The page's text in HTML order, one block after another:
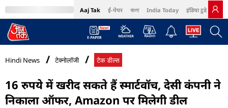
Aaj Tak ई-पेपर বাংলা India Today इंडिया टुडे हिंदी
MumbaiTak Cosmopolitan Harper's Bazaar Northeast
Hindi News टेक्नोलॉजी टेक डील्स
16 रुपये में खरीद सकते हैं स्मार्टवॉच, देसी कंपनी ने
निकाला ऑफर, Amazon पर मिलेगी डील